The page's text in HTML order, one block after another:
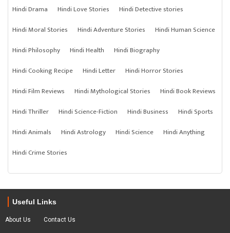
Hindi Drama
Hindi Love Stories
Hindi Detective stories
Hindi Moral Stories
Hindi Adventure Stories
Hindi Human Science
Hindi Philosophy
Hindi Health
Hindi Biography
Hindi Cooking Recipe
Hindi Letter
Hindi Horror Stories
Hindi Film Reviews
Hindi Mythological Stories
Hindi Book Reviews
Hindi Thriller
Hindi Science-Fiction Hindi Business
Hindi Sports
Hindi Animals
Hindi Astrology Hindi Science
Hindi Anything
Hindi Crime Stories
Useful Links
About Us Contact Us